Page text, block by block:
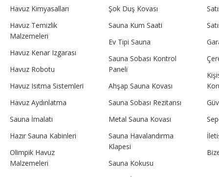
Havuz Kimyasalları
Havuz Temizlik
Malzemeleri
Havuz Kenar Izgarası
Havuz Robotu
Havuz Isıtma Sistemleri
Havuz Aydınlatma
Sauna İmalatı
Hazır Sauna Kabinleri
Olimpik Havuz
Malzemeleri
Şok Duş Kovası
Sauna Kum Saati
Ev Tipi Sauna
Sauna Sobası Kontrol
Paneli
Ahşap Sauna Kovası
Sauna Sobası Rezitansı
Metal Sauna Kovası
Sauna Havalandırma
Klapesi
Sauna Kokusu